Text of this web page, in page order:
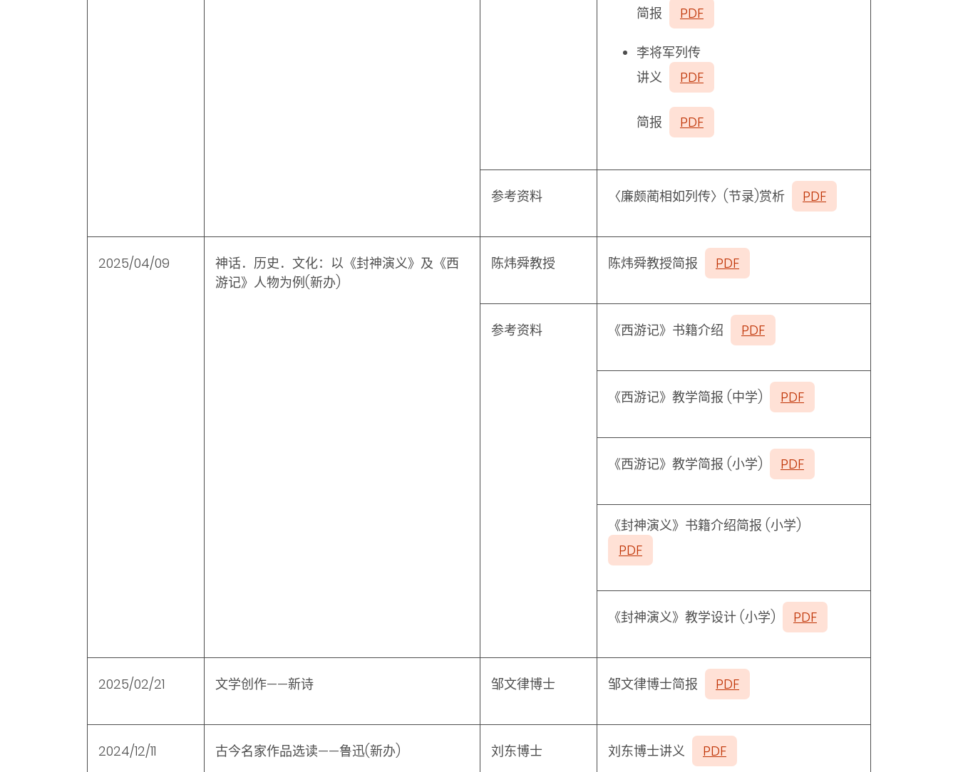
简报 PDF
李将军列传
讲义
PDF
简报 PDF
参考资料 〈廉颇蔺相如列传〉(节录)赏析 PDF
2025/04/09
神话．历史．文化：以《封神演义》及《西
游记》人物为例(新办)
陈炜舜教授 陈炜舜教授简报 PDF
参考资料 《西游记》书籍介绍 PDF
《西游记》教学简报 (中学) PDF
《西游记》教学简报 (小学) PDF
《封神演义》书籍介绍简报 (小学)
PDF
《封神演义》教学设计 (小学) PDF
2025/02/21 文学创作——新诗 邹文律博士 邹文律博士简报 PDF
2024/12/11 古今名家作品选读——鲁迅(新办) 刘东博士 刘东博士讲义 PDF